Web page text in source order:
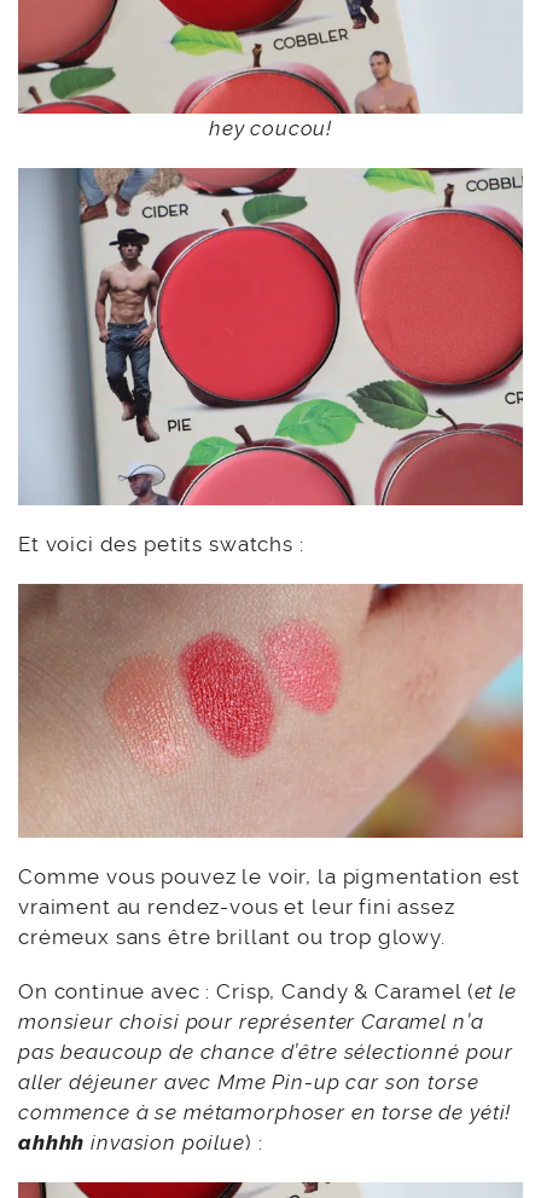
hey coucou!
Et voici des petits swatchs :
Comme vous pouvez le voir, la pigmentation est
vraiment au rendez-vous et leur fini assez
crémeux sans être brillant ou trop glowy.
On continue avec : Crisp, Candy & Caramel (et le
monsieur choisi pour représenter Caramel n’a
pas beaucoup de chance d’être sélectionné pour
aller déjeuner avec Mme Pin-up car son torse
commence à se métamorphoser en torse de yéti!
ahhhh invasion poilue) :